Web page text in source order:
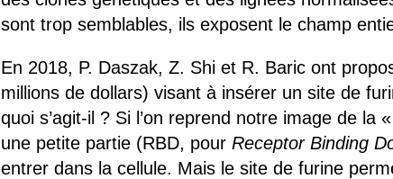
sont trop semblables, ils exposent le champ
En 2018, P. Daszak, Z. Shi et R. Baric ont
millions de dollars) visant à insérer un site de
quoi s’agit-il ? Si l’on reprend notre image de la «
une petite partie (RBD, pourReceptor Binding
entrer dans la cellule. Mais le site de furine